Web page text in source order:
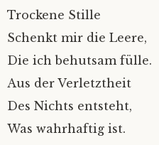
Trockene Stille
Schenkt mir die Leere,
Die ich behutsam fülle.
Aus der Verletztheit
Des Nichts entsteht,
Was wahrhaftig ist.